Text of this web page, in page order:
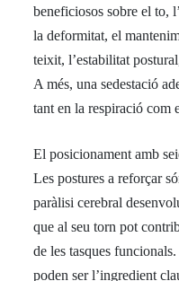
beneficiosos sobre el to,
la deformitat, el
teixit, l’estabilitat
A més, una sedestació
tant en la respiració com
El posicionament amb
Les postures a reforçar
paràlisi cerebral
que al seu torn pot
de les tasques
poden ser l’ingredient